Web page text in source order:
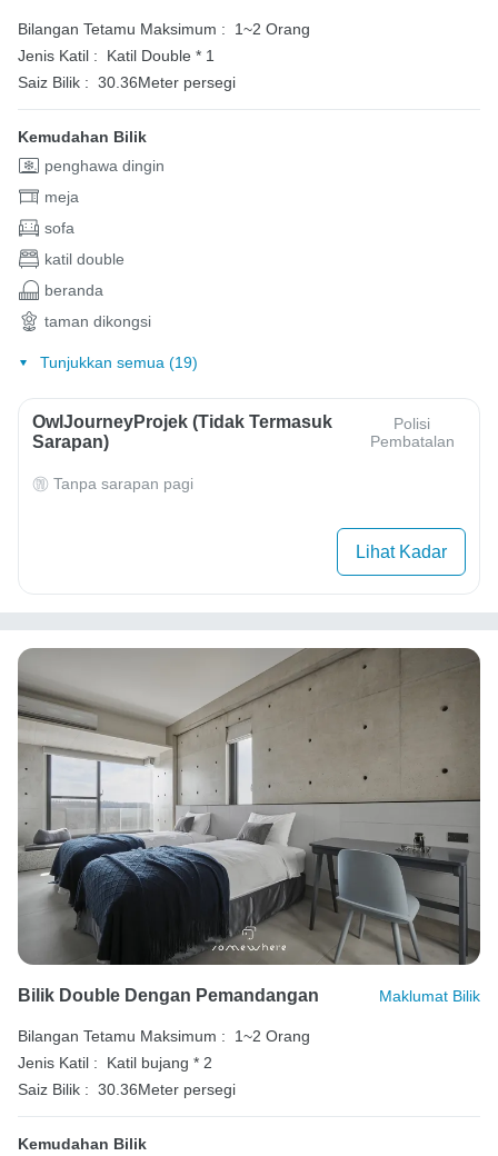
Bilangan Tetamu Maksimum :
1~2 Orang
Jenis Katil :
Katil Double * 1
Saiz Bilik : 30.36Meter persegi
Kemudahan Bilik
penghawa dingin
meja
sofa
katil double
beranda
taman dikongsi
Tunjukkan semua (19)
OwlJourneyProjek (Tidak Termasuk
Sarapan)
Polisi
Pembatalan
Tanpa sarapan pagi
Lihat Kadar
Bilik Double Dengan Pemandangan Maklumat Bilik
Bilangan Tetamu Maksimum :
1~2 Orang
Jenis Katil :
Katil bujang * 2
Saiz Bilik : 30.36Meter persegi
Kemudahan Bilik